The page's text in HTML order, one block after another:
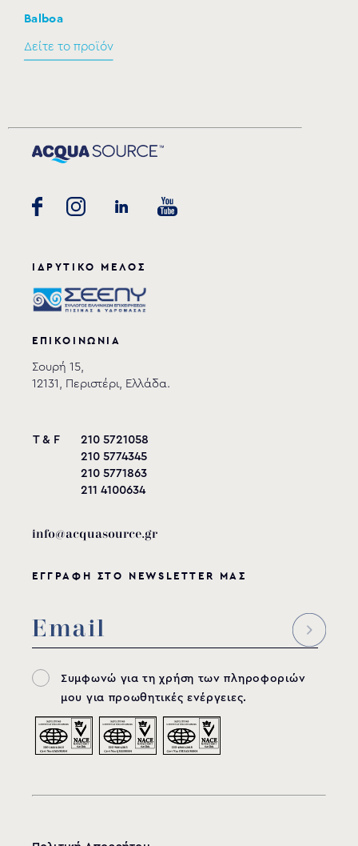
Balboa
Δείτε το προϊόν
ΙΔΡΥΤΙΚΟ ΜΕΛΟΣ
ΕΠΙΚΟΙΝΩΝΙΑ
Σουρή 15,
12131, Περιστέρι, Ελλάδα.
T & F
210 5721058
210 5774345
210 5771863
211 4100634
info@acquasource.gr
ΕΓΓΡΑΦΗ ΣΤΟ NEWSLETTER ΜΑΣ
Συμφωνώ για τη χρήση των πληροφοριών
μου για προωθητικές ενέργειες.